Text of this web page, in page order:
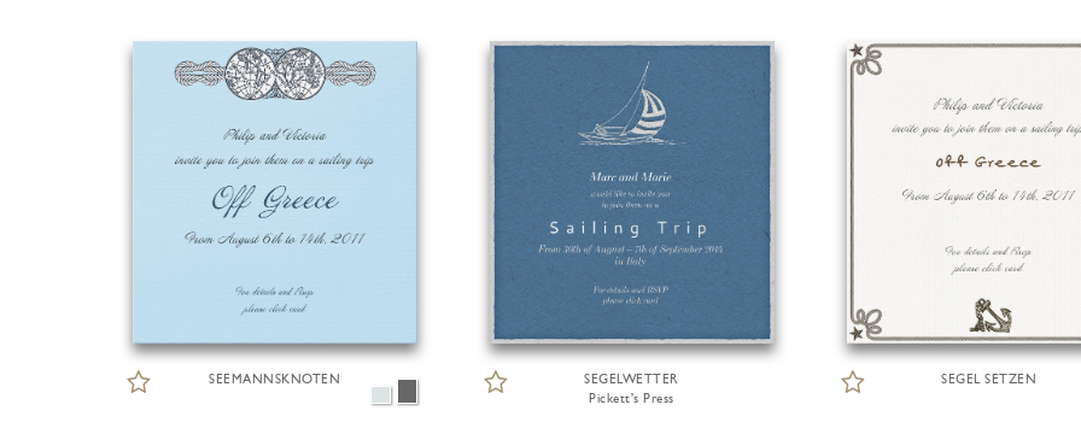
SEEMANNSKNOTEN
SEGELWETTER
Pickett's Press
SEGEL SETZEN